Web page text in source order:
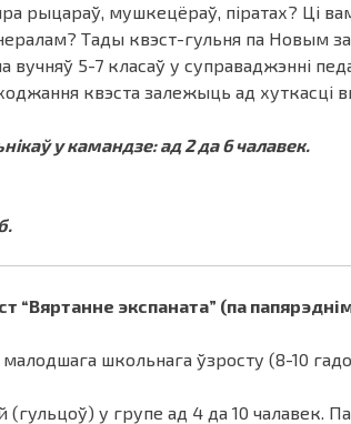
рыцараў, мушкецёраў, піратах? Ці
Тады квэст-гульня па Новым
вучняў 5-7 класаў у суправаджэнні
квэста залежыць ад хуткасці
у камандзе: ад 2 да 6 чалавек.
“Вяртанне экспаната” (па
школьнага ўзросту (8-10
(гульцоў) у групе ад 4 да 10 чалавек.